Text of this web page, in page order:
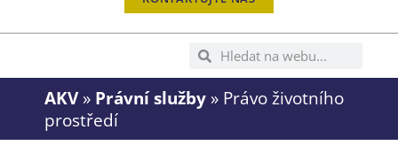
AKV» Právní služby » Právo životního
prostředí